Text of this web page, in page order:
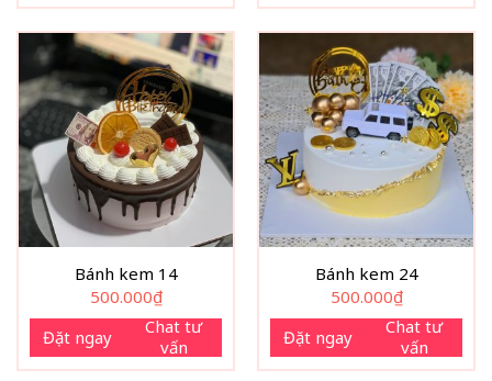
Bánh kem 14
500.000₫
Đặt ngay
Chat tư
vấn
Bánh kem 24
500.000₫
Đặt ngay
Chat tư
vấn